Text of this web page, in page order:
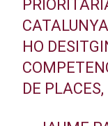
HO
DE PLACES,